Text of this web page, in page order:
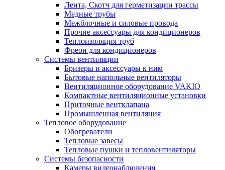
Лента, Скотч для герметизации трассы
Медные трубы
Межблочные и силовые провода
Прочие аксессуары для кондиционеров
Теплоизоляция труб
Фреон для кондиционеров
Системы вентиляции
Бризеры и аксессуары к ним
Бытовые напольные вентиляторы
Вентиляционное оборудование VAKIO
Компактные вентиляционные установки
Приточные вентклапана
Промышленная вентиляция
Тепловое оборудование
Обогреватели
Тепловые завесы
Тепловые пушки и тепловентиляторы
Системы безопасности
Камеры видеонаблюдения